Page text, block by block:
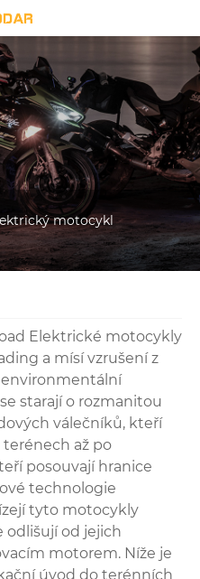
motocykl
Elektrické motocykly
a mísí vzrušení z
starají o rozmanitou
válečníků, kteří
až po
posouvají hranice
technologie
tyto motocykly
odlišují od jejich
motorem. Níže je
úvod do terénních